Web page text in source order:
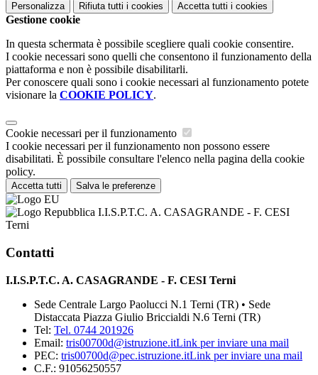
Personalizza Rifiuta tutti i cookies Accetta tutti i cookies
Gestione cookie
In questa schermata è possibile scegliere quali cookie consentire.
I cookie necessari sono quelli che consentono il funzionamento della
piattaforma e non è possibile disabilitarli.
Per conoscere quali sono i cookie necessari al funzionamento potete
visionare la COOKIE POLICY.
Cookie necessari per il funzionamento
I cookie necessari per il funzionamento non possono essere
disabilitati. È possibile consultare l'elenco nella pagina della cookie
policy.
Accetta tutti Salva le preferenze
I.I.S.P.T.C. A. CASAGRANDE - F. CESI
Terni
Contatti
I.I.S.P.T.C. A. CASAGRANDE - F. CESI Terni
Sede Centrale Largo Paolucci N.1 Terni (TR) • Sede
Distaccata Piazza Giulio Briccialdi N.6 Terni (TR)
Tel: Tel. 0744 201926
Email: tris00700d@istruzione.itLink per inviare una mail
PEC: tris00700d@pec.istruzione.itLink per inviare una mail
C.F.: 91056250557